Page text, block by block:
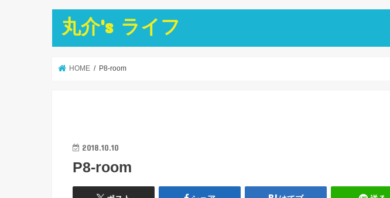
丸介's ライフ
HOME P8-room
2018.10.10
P8-room